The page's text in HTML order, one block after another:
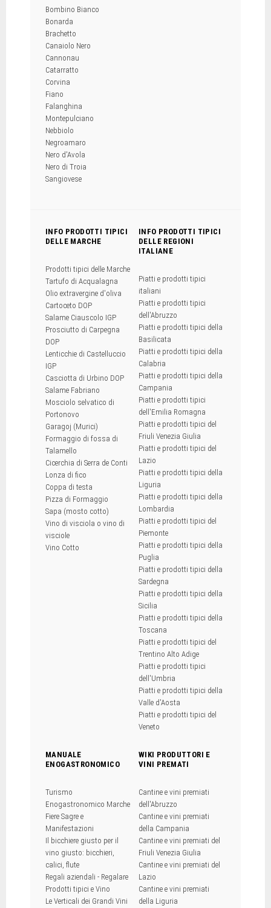
Bombino Bianco
Bonarda
Brachetto
Canaiolo Nero
Cannonau
Catarratto
Corvina
Fiano
Falanghina
Montepulciano
Nebbiolo
Negroamaro
Nero d'Avola
Nero di Troia
Sangiovese
INFO PRODOTTI TIPICI
DELLE MARCHE
Prodotti tipici delle Marche
Tartufo di Acqualagna
Olio extravergine d'oliva
Cartoceto DOP
Salame Ciauscolo IGP
Prosciutto di Carpegna
DOP
Lenticchie di Castelluccio
IGP
Casciotta di Urbino DOP
Salame Fabriano
Mosciolo selvatico di
Portonovo
Garagoj (Murici)
Formaggio di fossa di
Talamello
Cicerchia di Serra de Conti
Lonza di fico
Coppa di testa
Pizza di Formaggio
Sapa (mosto cotto)
Vino di visciola o vino di
visciole
Vino Cotto
INFO PRODOTTI TIPICI
DELLE REGIONI
ITALIANE
Piatti e prodotti tipici
italiani
Piatti e prodotti tipici
dell'Abruzzo
Piatti e prodotti tipici della
Basilicata
Piatti e prodotti tipici della
Calabria
Piatti e prodotti tipici della
Campania
Piatti e prodotti tipici
dell'Emilia Romagna
Piatti e prodotti tipici del
Friuli Venezia Giulia
Piatti e prodotti tipici del
Lazio
Piatti e prodotti tipici della
Liguria
Piatti e prodotti tipici della
Lombardia
Piatti e prodotti tipici del
Piemonte
Piatti e prodotti tipici della
Puglia
Piatti e prodotti tipici della
Sardegna
Piatti e prodotti tipici della
Sicilia
Piatti e prodotti tipici della
Toscana
Piatti e prodotti tipici del
Trentino Alto Adige
Piatti e prodotti tipici
dell'Umbria
Piatti e prodotti tipici della
Valle d'Aosta
Piatti e prodotti tipici del
Veneto
MANUALE
ENOGASTRONOMICO
Turismo
Enogastronomico Marche
Fiere Sagre e
Manifestazioni
Il bicchiere giusto per il
vino giusto: bicchieri,
calici, flute
Regali aziendali - Regalare
Prodotti tipici e Vino
Le Verticali dei Grandi Vini
WIKI PRODUTTORI E
VINI PREMATI
Cantine e vini premiati
dell'Abruzzo
Cantine e vini premiati
della Campania
Cantine e vini premiati del
Friuli Venezia Giulia
Cantine e vini premiati del
Lazio
Cantine e vini premiati
della Liguria